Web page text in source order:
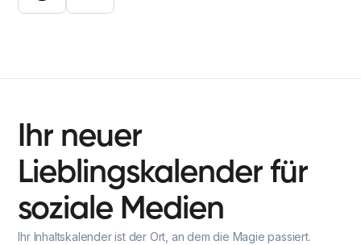
Ihr neuer
Lieblingskalender für
soziale Medien
Ihr Inhaltskalender ist der Ort, an dem die Magie passiert.